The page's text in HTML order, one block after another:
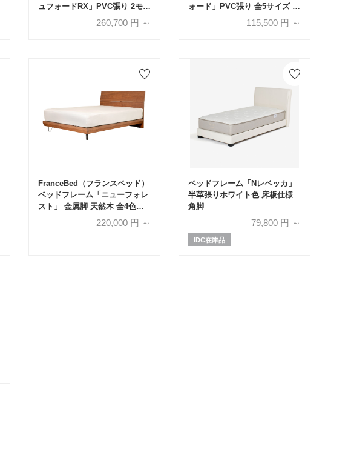
ュフォードRX」PVC張り 2モー
ター 全2サイズ 全3色
260,700 円 ～
ォード」PVC張り 全5サイズ 全
115,500 円 ～
FranceBed（フランスベッド）
ベッドフレーム「ニューフォレ
スト」 金属脚 天然木 全4色
220,000 円 ～
ベッドフレーム「Nレベッカ」
半革張りホワイト色 床板仕様
角脚
79,800 円 ～
IDC在庫品